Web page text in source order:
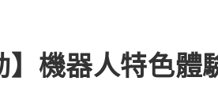
】機器人特色